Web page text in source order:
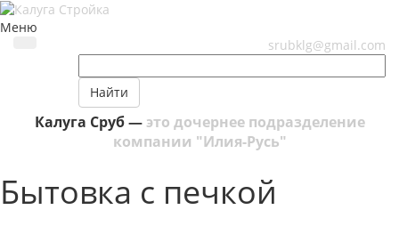
Меню
srubklg@gmail.com
Найти
Калуга Сруб — это дочернее подразделение
компании "Илия-Русь"
Бытовка с печкой